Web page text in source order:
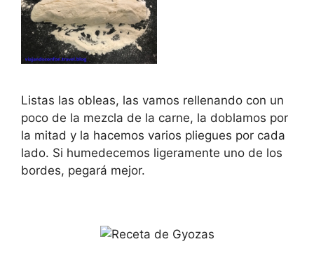
Listas las obleas, las vamos rellenando con un
poco de la mezcla de la carne, la doblamos por
la mitad y la hacemos varios pliegues por cada
lado. Si humedecemos ligeramente uno de los
bordes, pegará mejor.